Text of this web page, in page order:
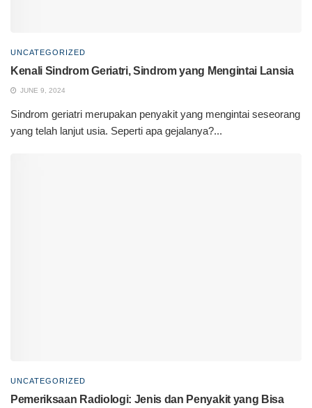
UNCATEGORIZED
Kenali Sindrom Geriatri, Sindrom yang Mengintai Lansia
JUNE 9, 2024
Sindrom geriatri merupakan penyakit yang mengintai seseorang
yang telah lanjut usia. Seperti apa gejalanya?...
UNCATEGORIZED
Pemeriksaan Radiologi: Jenis dan Penyakit yang Bisa